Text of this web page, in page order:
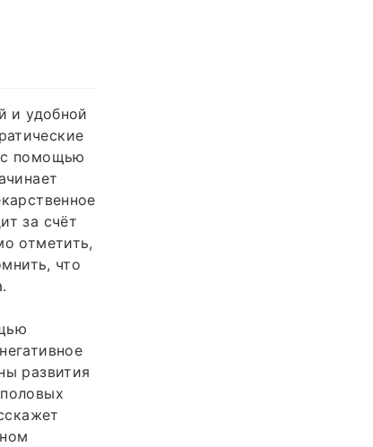
и удобной
с помощью
за счёт
отметить,
что
развития